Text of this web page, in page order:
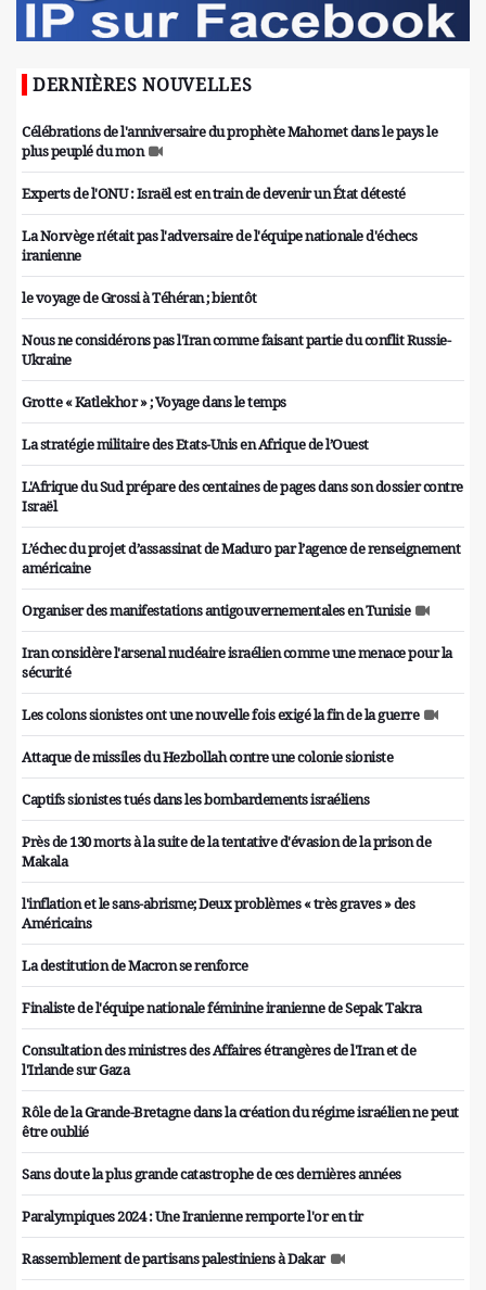
DERNIÈRES NOUVELLES
Célébrations de l'anniversaire du prophète Mahomet dans le pays le
plus peuplé du mon
Experts de l'ONU : Israël est en train de devenir un État détesté
La Norvège n'était pas l'adversaire de l'équipe nationale d'échecs
iranienne
le voyage de Grossi à Téhéran ; bientôt
Nous ne considérons pas l'Iran comme faisant partie du conflit Russie-
Ukraine
Grotte « Katlekhor » ; Voyage dans le temps
La stratégie militaire des Etats-Unis en Afrique de l’Ouest
L'Afrique du Sud prépare des centaines de pages dans son dossier contre
Israël
L’échec du projet d’assassinat de Maduro par l’agence de renseignement
américaine
Organiser des manifestations antigouvernementales en Tunisie
Iran considère l'arsenal nucléaire israélien comme une menace pour la
sécurité
Les colons sionistes ont une nouvelle fois exigé la fin de la guerre
Attaque de missiles du Hezbollah contre une colonie sioniste
Captifs sionistes tués dans les bombardements israéliens
Près de 130 morts à la suite de la tentative d'évasion de la prison de
Makala
l'inflation et le sans-abrisme; Deux problèmes « très graves » des
Américains
La destitution de Macron se renforce
Finaliste de l'équipe nationale féminine iranienne de Sepak Takra
Consultation des ministres des Affaires étrangères de l'Iran et de
l'Irlande sur Gaza
Rôle de la Grande-Bretagne dans la création du régime israélien ne peut
être oublié
Sans doute la plus grande catastrophe de ces dernières années
Paralympiques 2024 : Une Iranienne remporte l'or en tir
Rassemblement de partisans palestiniens à Dakar